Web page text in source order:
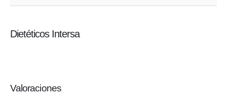
Dietéticos Intersa
Valoraciones